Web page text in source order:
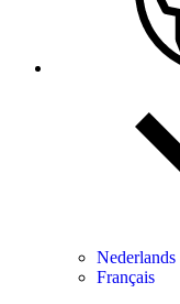
Nederlands
Français